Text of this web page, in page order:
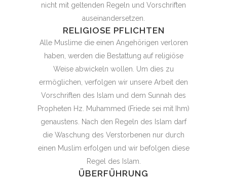
nicht mit geltenden Regeln und Vorschriften
auseinandersetzen.
RELIGIOSE PFLICHTEN
Alle Muslime die einen Angehörigen verloren
haben, werden die Bestattung auf religiöse
Weise abwickeln wollen. Um dies zu
ermöglichen, verfolgen wir unsere Arbeit den
Vorschriften des Islam und dem Sunnah des
Propheten Hz. Muhammed (Friede sei mit Ihm)
genaustens. Nach den Regeln des Islam darf
die Waschung des Verstorbenen nur durch
einen Muslim erfolgen und wir befolgen diese
Regel des Islam.
ÜBERFÜHRUNG